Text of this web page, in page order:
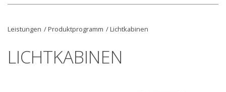
Leistungen /Produktprogramm /Lichtkabinen
LICHTKABINEN